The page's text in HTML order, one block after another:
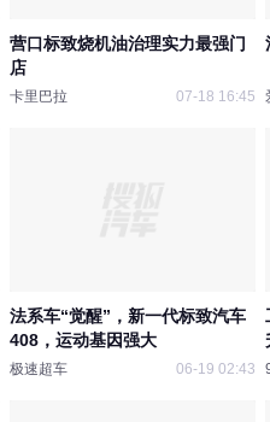
营口标致烧机油治理实力最强门
店
卡里巴拉 07-18 16:45
法系车“觉醒”，新一代标致汽车
408，运动基因强大
极速超车 06-19 02:43